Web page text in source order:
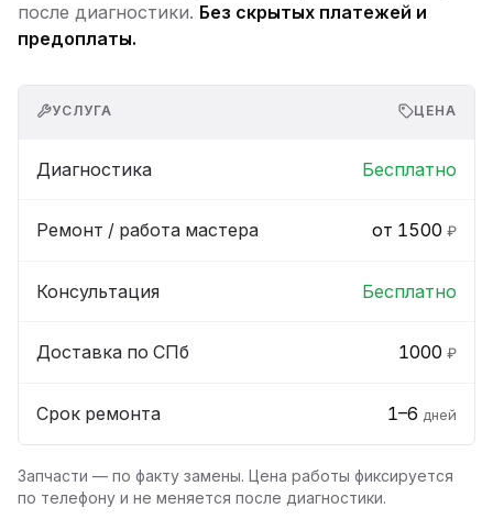
после диагностики. Без скрытых платежей и
предоплаты.
УСЛУГА ЦЕНА
Диагностика Бесплатно
Ремонт / работа мастера от 1500 ₽
Консультация Бесплатно
Доставка по СПб 1000 ₽
Срок ремонта 1–6 дней
Запчасти — по факту замены. Цена работы фиксируется
по телефону и не меняется после диагностики.